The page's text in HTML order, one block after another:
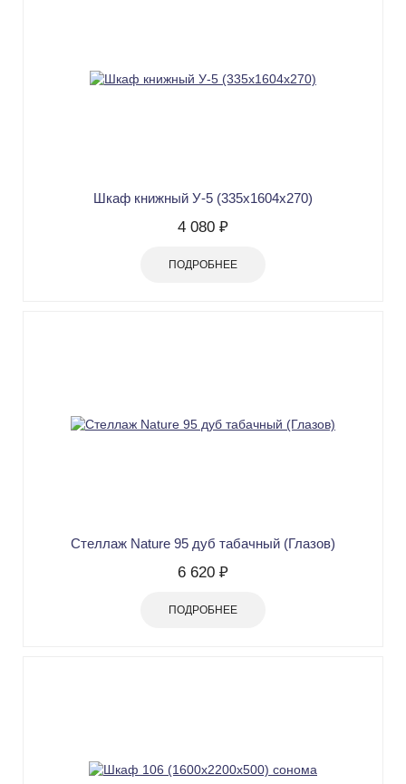
Шкаф книжный У-5 (335х1604х270)
4 080 ₽
ПОДРОБНЕЕ
Стеллаж Nature 95 дуб табачный (Глазов)
6 620 ₽
ПОДРОБНЕЕ